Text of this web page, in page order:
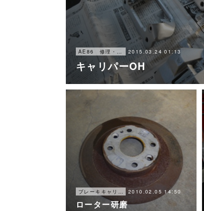
AE86 修理・メンテナンス 2015.03.24 01:13
キャリパーOH
ブレーキキャリパー オーバーホール 2010.02.05 14:50
ローター研磨